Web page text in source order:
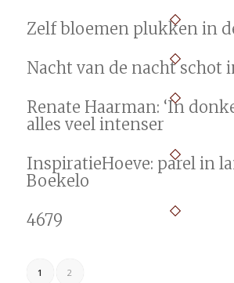
Zelf bloemen plukken in
Nacht van de nacht schot
Renate Haarman: ‘In
alles veel intenser
InspiratieHoeve: parel in
Boekelo
4679
1 2